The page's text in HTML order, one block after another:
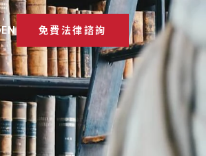
EN 免費法律諮詢